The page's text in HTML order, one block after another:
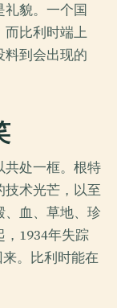
礼貌。一个国
而比利时端上
料到会出现的
共处一框。根特
技术光芒，以至
血、草地、珍
1934年失踪
。比利时能在